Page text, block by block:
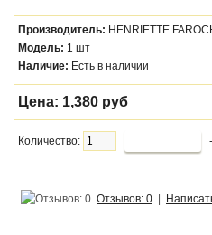
Производитель: HENRIETTE
Модель: 1 шт
Наличие: Есть в наличии
Цена: 1,380 руб
Количество:
Отзывов: 0